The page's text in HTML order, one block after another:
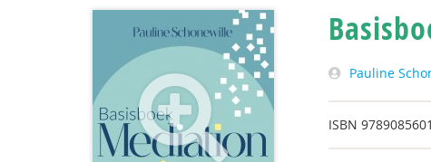
Pauline
ISBN